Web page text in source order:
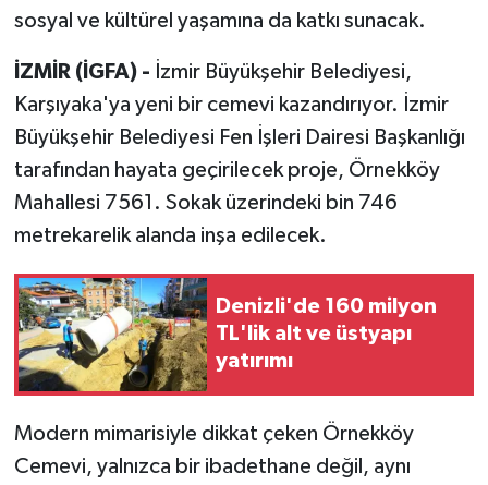
sosyal ve kültürel yaşamına da katkı sunacak.
İZMİR (İGFA) - İzmir Büyükşehir Belediyesi,
Karşıyaka'ya yeni bir cemevi kazandırıyor. İzmir
Büyükşehir Belediyesi Fen İşleri Dairesi Başkanlığı
tarafından hayata geçirilecek proje, Örnekköy
Mahallesi 7561. Sokak üzerindeki bin 746
metrekarelik alanda inşa edilecek.
Denizli'de 160 milyon
TL'lik alt ve üstyapı
yatırımı
Modern mimarisiyle dikkat çeken Örnekköy
Cemevi, yalnızca bir ibadethane değil, aynı